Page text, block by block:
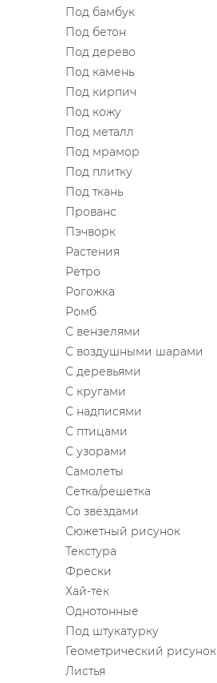
Под бамбук
Под бетон
Под дерево
Под камень
Под кирпич
Под кожу
Под металл
Под мрамор
Под плитку
Под ткань
Прованс
Пэчворк
Растения
Ретро
Рогожка
Ромб
С вензелями
С воздушными шарами
С деревьями
С кругами
С надписями
С птицами
С узорами
Самолеты
Сетка/решетка
Со звёздами
Сюжетный рисунок
Текстура
Фрески
Хай-тек
Однотонные
Под штукатурку
Геометрический рисунок
Листья